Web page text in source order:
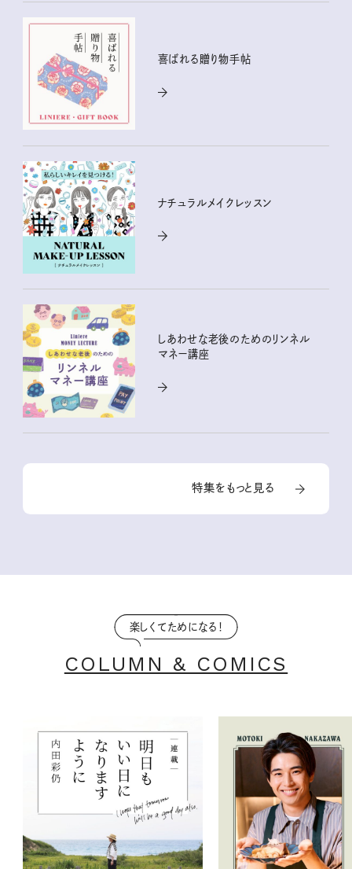
喜ばれる贈り物手帖
ナチュラルメイクレッスン
しあわせな老後のためのリンネル
マネー講座
特集をもっと見る
楽しくてためになる！
COLUMN & COMICS